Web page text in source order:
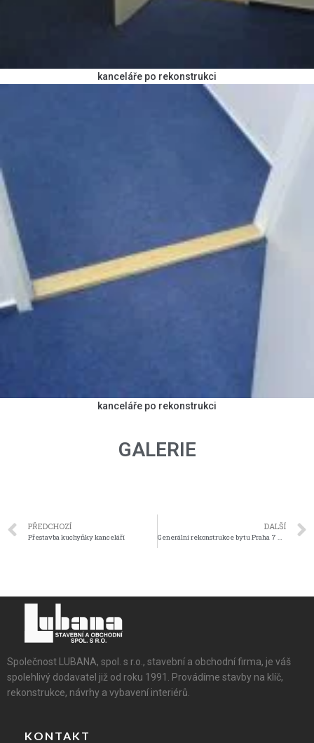
kanceláře po rekonstrukci
kanceláře po rekonstrukci
GALERIE
PŘEDCHOZÍ
Přestavba kuchyňky kanceláří
DALŠÍ
Generální rekonstrukce bytu Praha 7 – Holešovice
Společnost LUBANA, spol. s r.o., stavební a obchodní firma, je váš
spolehlivý dodavatel již od roku 1991. Provádíme stavby na klíč,
rekonstrukce, návrhy a vybavení interiérů.
KONTAKT